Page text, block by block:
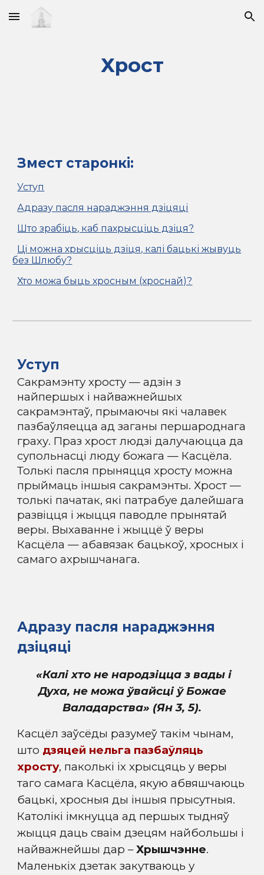
Skip to main content Skip to navigation
Хрост
Змест старонкі:
Уступ
Адразу пасля нараджэння дзіцяці
Што зрабіць, каб пахрысціць дзіця?
Ці можна хрысціць дзіця, калі бацькі жывуць
без Шлюбу?
Хто можа быць хросным (хроснай)?
Уступ
Сакрамэнту хросту — адзін з
найпершых і найважнейшых
сакрамэнтаў, прымаючы які чалавек
пазбаўляецца ад заганы першароднага
граху. Праз хрост людзі далучаюцца да
супольнасці люду божага — Касцёла.
Толькі пасля прыняцця хросту можна
прыймаць іншыя сакрамэнты. Хрост —
толькі пачатак, які патрабуе далейшага
развіцця і жыцця паводле прынятай
веры. Выхаванне і жыццё ў веры
Касцёла — абавязак бацькоў, хросных і
самаго ахрышчанага.
Адразу пасля нараджэння
дзіцяці
«Калі хто не народзіцца з вады і
Духа, не можа ўвайсці ў Божае
Валадарства» (Ян 3, 5).
Касцёл заўсёды разумеў такім чынам,
што дзяцей нельга пазбаўляць
хросту, паколькі іх хрысцяць у веры
таго самага Касцёла, якую абвяшчаюць
бацькі, хросныя ды іншыя прысутныя.
Католікі імкнуцца ад першых тыдняў
жыцця даць сваім дзецям найбольшы і
найважнейшы дар –Хрышчэнне.
Маленькіх дзетак закутваюць у